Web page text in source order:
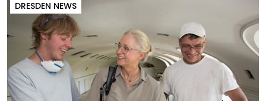
DRESDEN NEWS